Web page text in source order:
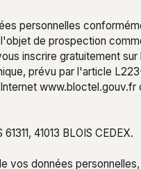
personnelles
de prospection
inscrire gratuitement sur
prévu par l'article
www.bloctel.gouv.fr
41013 BLOIS CEDEX.
vos données